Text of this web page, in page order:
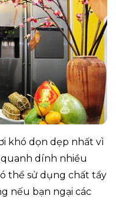
khó dọn dẹp nhất vì
dính nhiều
thể sử dụng chất tẩy
nếu bạn ngại các